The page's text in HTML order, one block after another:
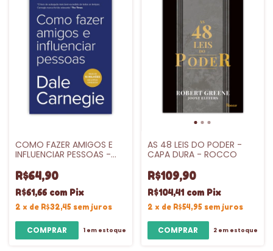
COMO FAZER AMIGOS E
INFLUENCIAR PESSOAS -
R$64,90
R$61,66 com Pix
2 x de R$32,45 sem juros
1em estoque
AS 48 LEIS DO PODER -
CAPA DURA - ROCCO
R$109,90
R$104,41 com Pix
2 x de R$54,95 sem juros
2 em estoque